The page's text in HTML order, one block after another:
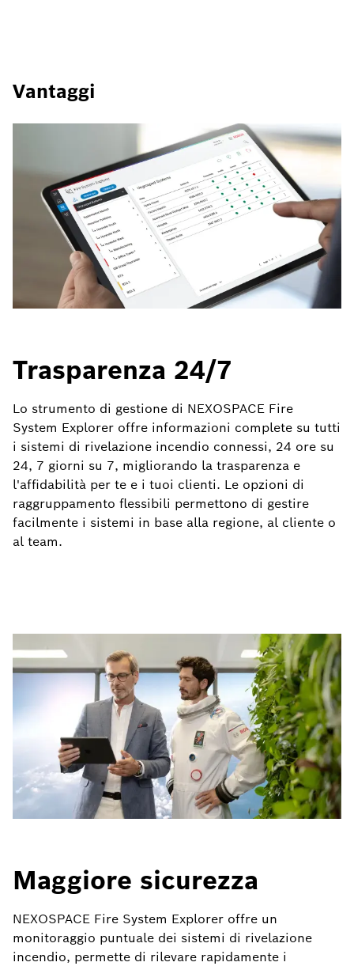
Vantaggi
Trasparenza 24/7
Lo strumento di gestione di NEXOSPACE Fire
System Explorer offre informazioni complete su tutti
i sistemi di rivelazione incendio connessi, 24 ore su
24, 7 giorni su 7, migliorando la trasparenza e
l'affidabilità per te e i tuoi clienti. Le opzioni di
raggruppamento flessibili permettono di gestire
facilmente i sistemi in base alla regione, al cliente o
al team.
Maggiore sicurezza
NEXOSPACE Fire System Explorer offre un
monitoraggio puntuale dei sistemi di rivelazione
incendio, permette di rilevare rapidamente i